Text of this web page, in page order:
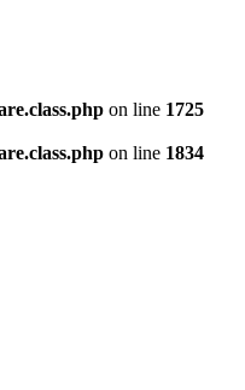
on line 1725
on line 1834